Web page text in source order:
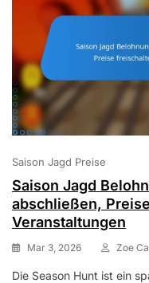
Saison Jagd Preise
Saison Jagd
abschließen,
Veranstaltungen
Mar 3, 2026 Zoe
Die Season Hunt ist ein